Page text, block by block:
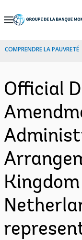
Skip
Navigation
COMPRENDRE LA PAUVRETÉ
Official